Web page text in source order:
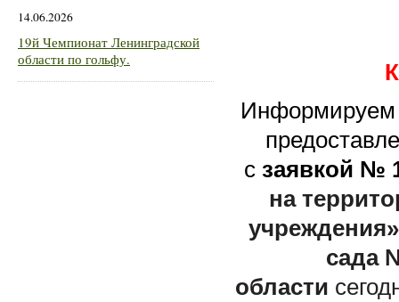
14.06.2026
19й Чемпионат Ленинградской
области по гольфу.
Информируем
с заявкой №
на
сада
области